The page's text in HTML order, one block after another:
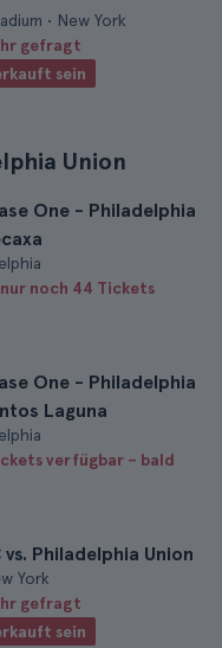
• New York
gefragt
sein
Union
One - Philadelphia
noch 44 Tickets
One - Philadelphia
Laguna
verfügbar – bald
vs. Philadelphia Union
York
gefragt
sein